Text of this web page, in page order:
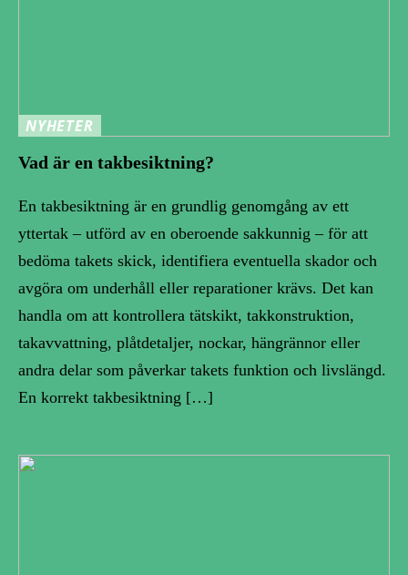
NYHETER
Vad är en takbesiktning?
En takbesiktning är en grundlig genomgång av ett
yttertak – utförd av en oberoende sakkunnig – för att
bedöma takets skick, identifiera eventuella skador och
avgöra om underhåll eller reparationer krävs. Det kan
handla om att kontrollera tätskikt, takkonstruktion,
takavvattning, plåtdetaljer, nockar, hängrännor eller
andra delar som påverkar takets funktion och livslängd.
En korrekt takbesiktning […]